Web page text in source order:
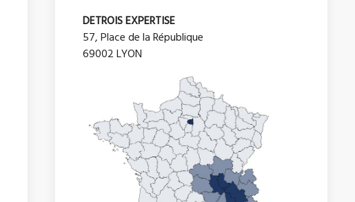
DETROIS EXPERTISE
57, Place de la République
69002 LYON